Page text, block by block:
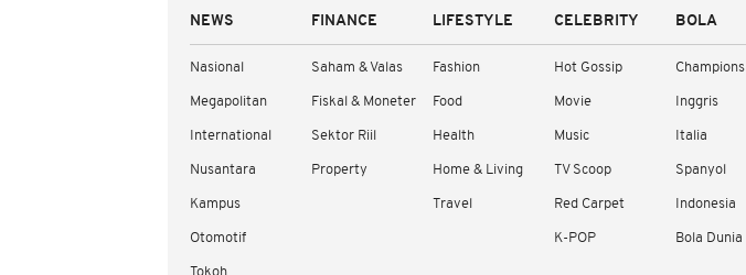
NEWS
Nasional
Megapolitan
International
Nusantara
Kampus
Otomotif
FINANCE
Saham & Valas
Fiskal & Moneter
Sektor Riil
Property
LIFESTYLE
Fashion
Food
Health
Home & Living
Travel
CELEBRITY
Hot Gossip
Movie
Music
TV Scoop
Red Carpet
K-POP
BOLA
Champions
Inggris
Italia
Spanyol
Indonesia
Bola Dunia